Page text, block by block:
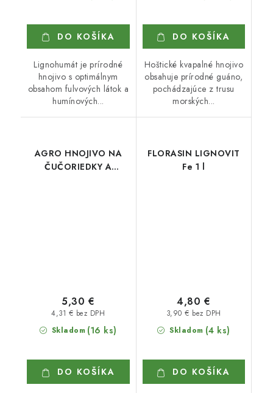
DO KOŠÍKA
Lignohumát je prírodné
hnojivo s optimálnym
obsahom fulvových látok a
humínových...
DO KOŠÍKA
Hoštické kvapalné hnojivo
obsahuje prírodné guáno,
pochádzajúce z trusu
morských...
AGRO HNOJIVO NA
ČUČORIEDKY A
Skladom (16 ks)
4,31 € bez DPH
5,30 €
DO KOŠÍKA
FLORASIN LIGNOVIT
Fe 1 l
Skladom (4 ks)
3,90 € bez DPH
4,80 €
DO KOŠÍKA